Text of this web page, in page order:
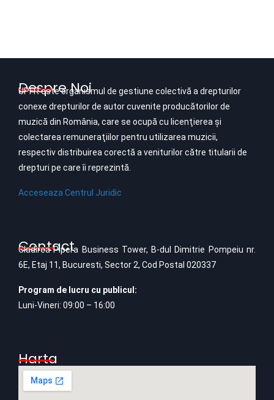
Despre Noi
UPFR este organismul de gestiune colectivă a drepturilor
conexe drepturilor de autor cuvenite producătorilor de
muzică din România, care se ocupă cu licenţierea şi
colectarea remuneraţiilor pentru utilizarea muzicii,
respectiv distribuirea corectă a veniturilor către titularii de
drepturi pe care îi reprezintă.
Acceseaza Centrul Juridic
Contact
Cladirea Pipera Business Tower, B-dul Dimitrie Pompeiu nr.
6E, Etaj 11, Bucuresti, Sector 2, Cod Postal 020337
Program de lucru cu publicul:
Luni-Vineri: 09:00 – 16:00
Harta